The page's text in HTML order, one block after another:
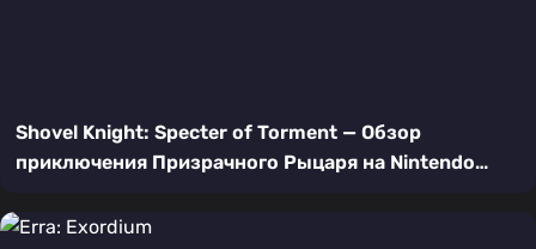
Shovel Knight: Specter of Torment — Обзор
приключения Призрачного Рыцаря на Nintendo